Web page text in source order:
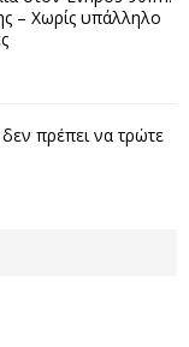
– Χωρίς υπάλληλο
δεν πρέπει να τρώτε